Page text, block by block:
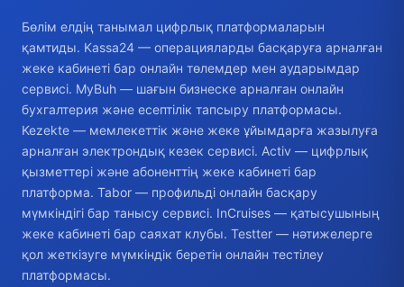
Бөлім елдің танымал цифрлық платформаларын
қамтиды. Kassa24 — операцияларды басқаруға арналған
жеке кабинеті бар онлайн төлемдер мен аударымдар
сервисі. MyBuh — шағын бизнеске арналған онлайн
бухгалтерия және есептілік тапсыру платформасы.
Kezekte — мемлекеттік және жеке ұйымдарға жазылуға
арналған электрондық кезек сервисі. Activ — цифрлық
қызметтері және абоненттің жеке кабинеті бар
платформа. Tabor — профильді онлайн басқару
мүмкіндігі бар танысу сервисі. InCruises — қатысушының
жеке кабинеті бар саяхат клубы. Testter — нәтижелерге
қол жеткізуге мүмкіндік беретін онлайн тестілеу
платформасы.